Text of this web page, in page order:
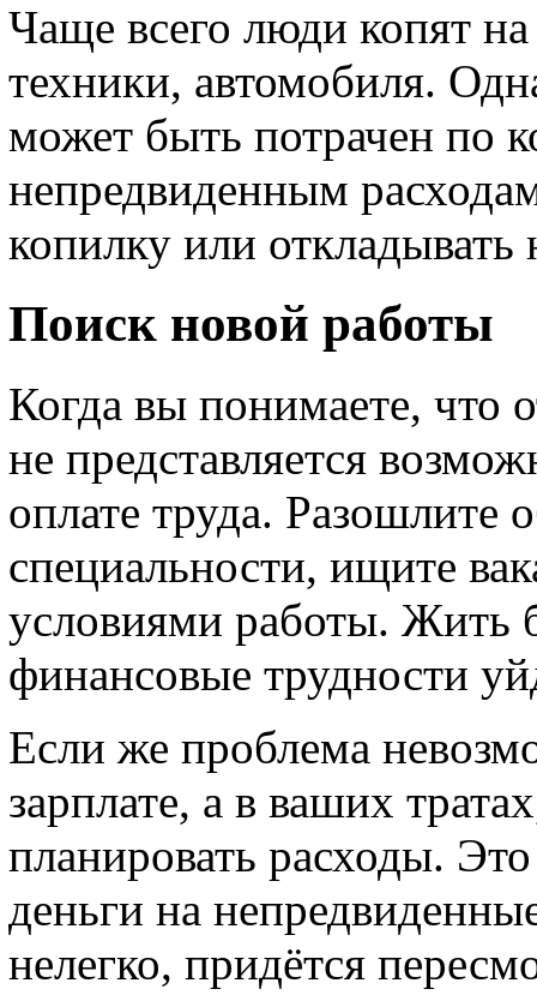
Чаще всего люди копят
техники, автомобиля.
может быть потрачен по
непредвиденным
копилку или
Поиск новой работы
Когда вы понимаете, что
не представляется
оплате труда. Разошлите
специальности, ищите
условиями работы. Жить
финансовые трудности
Если же проблема
зарплате, а в ваших
планировать расходы.
деньги на
нелегко, придётся